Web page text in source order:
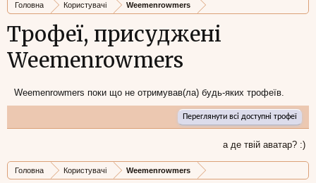
Головна Користувачі Weemenrowmers
Трофеї, присуджені
Weemenrowmers
Weemenrowmers поки що не отримував(ла) будь-яких трофеїв.
Переглянути всі доступні трофеї
а де твій аватар? :)
Головна Користувачі Weemenrowmers